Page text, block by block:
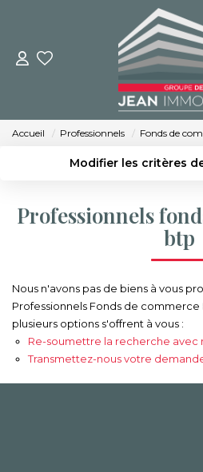
NOS
Achat
Immobilier
BUREAUX ET
NOS
Syndic De
Accueil Professionnels Fonds de
Modifier les critères
Sélectionnez...
Type de bien
Créer une alerte
Professionnels
btp
Nous n'avons pas de biens à vous
Professionnels Fonds de commerce
plusieurs options s'offrent à vous :
Re-soumettre la recherche avec
Transmettez-nous votre